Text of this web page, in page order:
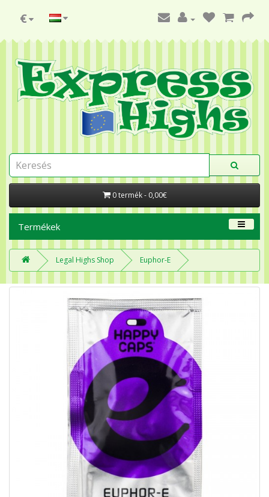
€
0 termék - 0,00€
Termékek
Legal Highs Shop Euphor-E